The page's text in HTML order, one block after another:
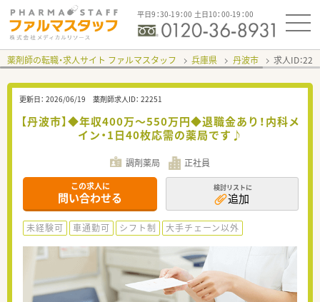
平日9：30-19：00 土日10：00-19：00
薬剤師の転職・求人サイト ファルマスタッフ 兵庫県 丹波市 求人ID：
更新日： 2026/06/19 薬剤師求人ID： 22251
【丹波市】◆年収400万～550万円◆退職金あり！内科メ
イン・1日40枚応需の薬局です♪
調剤薬局 正社員
この求人に
問い合わせる
検討リストに
追加
未経験可 車通勤可 シフト制 大手チェーン以外